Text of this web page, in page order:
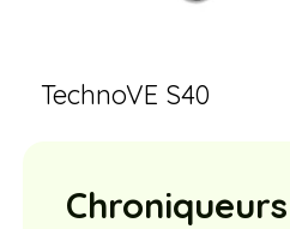
TechnoVE S40
Chroniqueurs